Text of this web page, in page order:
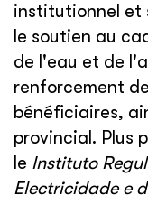
institutionnel et
le soutien au
de l'eau et de
renforcement
bénéficiaires,
provincial. Plus
le Instituto
Electricidade e